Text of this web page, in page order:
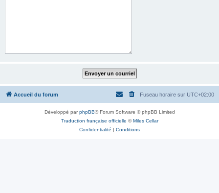
Accueil du forum Fuseau horaire sur UTC+02:00
Développé parphpBB® Forum Software © phpBB Limited
Traduction française officielle ©Miles Cellar
Confidentialité | Conditions